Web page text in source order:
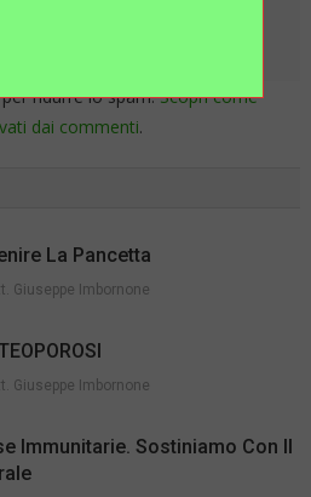
ridurre lo spam.Scopri come
dai commenti.
La Pancetta
Giuseppe Imbornone
Giuseppe Imbornone
Immunitarie. Sostiniamo Con Il